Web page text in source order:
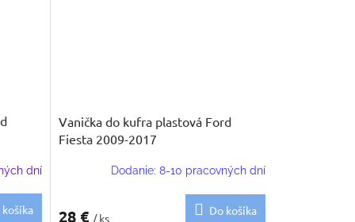
dní
košíka
Vanička do kufra plastová Ford
Fiesta 2009-2017
Dodanie: 8-10 pracovných dní
28 € / ks
Do košíka